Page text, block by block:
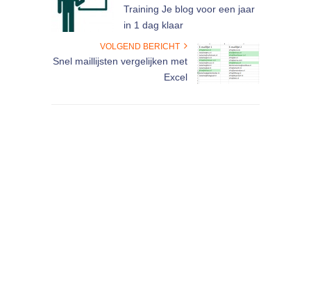
Training Je blog voor een jaar
in 1 dag klaar
VOLGEND BERICHT
Snel maillijsten vergelijken met
Excel